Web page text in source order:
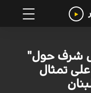
شرف حول"
تمثال